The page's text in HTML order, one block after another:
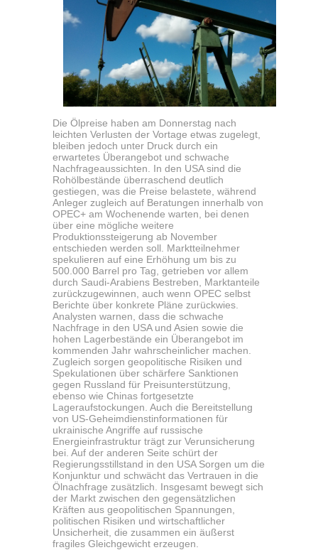
Die Ölpreise haben am Donnerstag nach
leichten Verlusten der Vortage etwas zugelegt,
bleiben jedoch unter Druck durch ein
erwartetes Überangebot und schwache
Nachfrageaussichten. In den USA sind die
Rohölbestände überraschend deutlich
gestiegen, was die Preise belastete, während
Anleger zugleich auf Beratungen innerhalb von
OPEC+ am Wochenende warten, bei denen
über eine mögliche weitere
Produktionssteigerung ab November
entschieden werden soll. Marktteilnehmer
spekulieren auf eine Erhöhung um bis zu
500.000 Barrel pro Tag, getrieben vor allem
durch Saudi-Arabiens Bestreben, Marktanteile
zurückzugewinnen, auch wenn OPEC selbst
Berichte über konkrete Pläne zurückwies.
Analysten warnen, dass die schwache
Nachfrage in den USA und Asien sowie die
hohen Lagerbestände ein Überangebot im
kommenden Jahr wahrscheinlicher machen.
Zugleich sorgen geopolitische Risiken und
Spekulationen über schärfere Sanktionen
gegen Russland für Preisunterstützung,
ebenso wie Chinas fortgesetzte
Lageraufstockungen. Auch die Bereitstellung
von US-Geheimdienstinformationen für
ukrainische Angriffe auf russische
Energieinfrastruktur trägt zur Verunsicherung
bei. Auf der anderen Seite schürt der
Regierungsstillstand in den USA Sorgen um die
Konjunktur und schwächt das Vertrauen in die
Ölnachfrage zusätzlich. Insgesamt bewegt sich
der Markt zwischen den gegensätzlichen
Kräften aus geopolitischen Spannungen,
politischen Risiken und wirtschaftlicher
Unsicherheit, die zusammen ein äußerst
fragiles Gleichgewicht erzeugen.